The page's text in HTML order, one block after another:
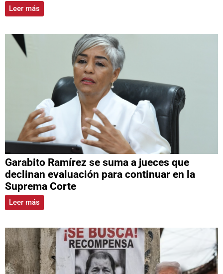
Leer más
Garabito Ramírez se suma a jueces que
declinan evaluación para continuar en la
Suprema Corte
Leer más